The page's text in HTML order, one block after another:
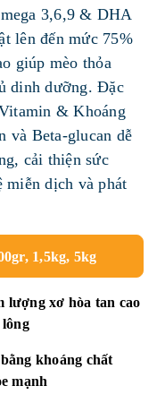
3,6,9 & DHA
lên đến mức 75%
giúp mèo thỏa
dinh dưỡng. Đặc
& Khoáng
và Beta-glucan dễ
cải thiện sức
miễn dịch và phát
1,5kg, 5kg
lượng xơ hòa tan cao
khoáng chất
mạnh